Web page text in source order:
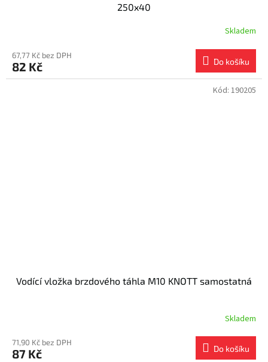
250x40
Skladem
67,77 Kč bez DPH
82 Kč Do košíku
Vodící vložka brzdového táhla M10 KNOTT samostatná
Skladem
71,90 Kč bez DPH
87 Kč Do košíku
Kód: 190205